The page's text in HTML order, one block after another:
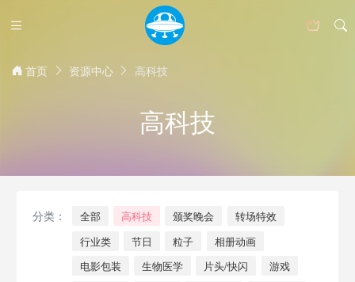
首页 资源中心 高科技
高科技
分类： 全部 高科技 颁奖晚会
转场特效
行业类
节日 粒子
相册动画
电影包装
生物医学 片头/快闪
游戏